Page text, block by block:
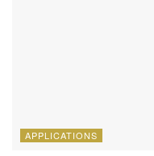
APPLICATIONS